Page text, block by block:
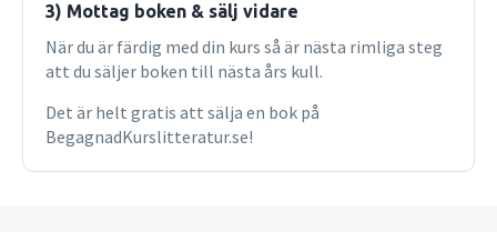
3) Mottag boken & sälj vidare
När du är färdig med din kurs så är nästa rimliga steg
att du säljer boken till nästa års kull.
Det är helt gratis att sälja en bok på
BegagnadKurslitteratur.se!